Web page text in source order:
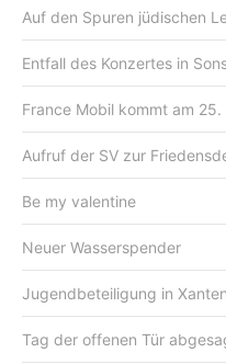
Auf den Spuren jüdischen
Entfall des Konzertes in
France Mobil kommt am
Aufruf der SV zur
Be my valentine
Neuer Wasserspender
Jugendbeteiligung in Xanten
Tag der offenen Tür